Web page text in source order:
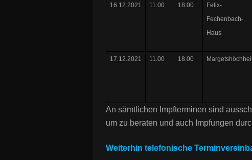
16.12.2021 11.00 18.00
Felix-
Fechenbach-
Haus
17.12.2021 11.00 18.00
An sämtlichen Impfterminen sind
um zu beraten und auch Impfungen
Weiterhin telefonische